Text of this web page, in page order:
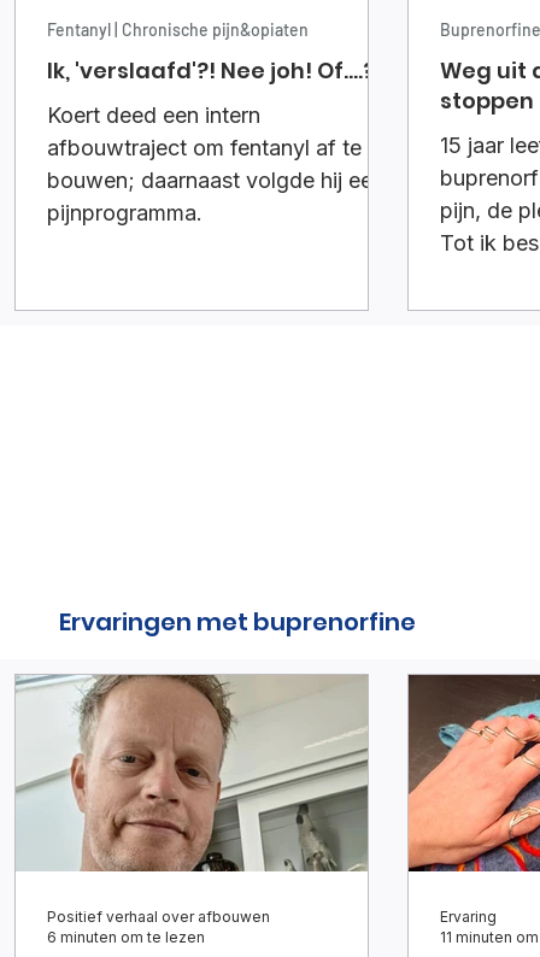
Ik, 'verslaafd'?! Nee joh! Of....?
Koert deed een intern
afbouwtraject om fentanyl af te
bouwen; daarnaast volgde hij een
pijnprogramma.
Fentanyl | Chronische pijn&opiaten
Weg uit
15 jaar
pijn, de
Tot ik
Buprenorfine
Ervaringen met buprenorfine
Positief verhaal over afbouwen
6 minuten om te lezen
Ervaring
11 minuten